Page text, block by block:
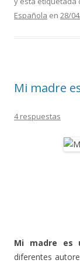
Española en 28/
Mi madre
4 respuestas
Mi madre es
diferentes